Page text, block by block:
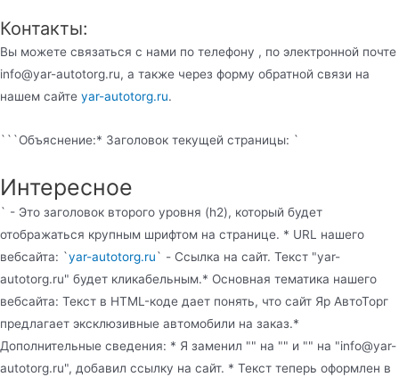
Контакты:
Вы можете связаться с нами по телефону , по электронной почте
info@yar-autotorg.ru, а также через форму обратной связи на
нашем сайте yar-autotorg.ru.
```Объяснение:* Заголовок текущей страницы: `
Интересное
` - Это заголовок второго уровня (h2), который будет
отображаться крупным шрифтом на странице. * URL нашего
вебсайта: `yar-autotorg.ru` - Ссылка на сайт. Текст "yar-
autotorg.ru" будет кликабельным.* Основная тематика нашего
вебсайта: Текст в HTML-коде дает понять, что сайт Яр АвтоТорг
предлагает эксклюзивные автомобили на заказ.*
Дополнительные сведения: * Я заменил "" на "" и "" на "info@yar-
autotorg.ru", добавил ссылку на сайт. * Текст теперь оформлен в